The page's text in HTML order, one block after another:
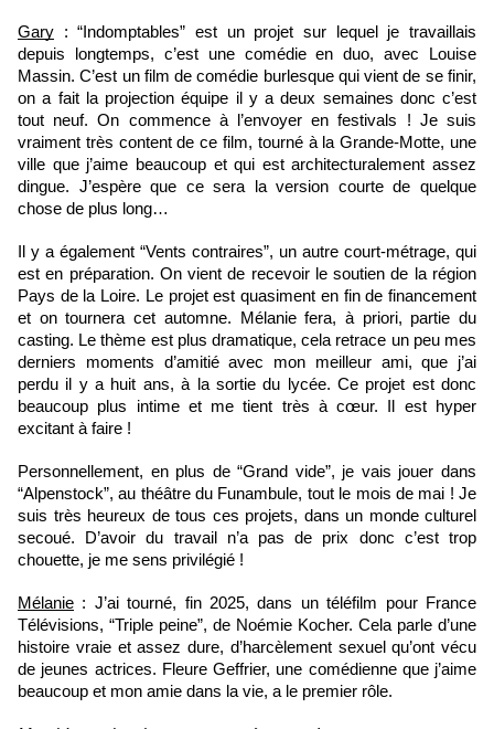
Gary : “Indomptables” est un projet sur lequel je travaillais
depuis longtemps, c’est une comédie en duo, avec Louise
Massin. C’est un film de comédie burlesque qui vient de se finir,
on a fait la projection équipe il y a deux semaines donc c’est
tout neuf. On commence à l’envoyer en festivals ! Je suis
vraiment très content de ce film, tourné à la Grande-Motte, une
ville que j’aime beaucoup et qui est architecturalement assez
dingue. J’espère que ce sera la version courte de quelque
chose de plus long…
Il y a également “Vents contraires”, un autre court-métrage, qui
est en préparation. On vient de recevoir le soutien de la région
Pays de la Loire. Le projet est quasiment en fin de financement
et on tournera cet automne. Mélanie fera, à priori, partie du
casting. Le thème est plus dramatique, cela retrace un peu mes
derniers moments d’amitié avec mon meilleur ami, que j’ai
perdu il y a huit ans, à la sortie du lycée. Ce projet est donc
beaucoup plus intime et me tient très à cœur. Il est hyper
excitant à faire !
Personnellement, en plus de “Grand vide”, je vais jouer dans
“Alpenstock”, au théâtre du Funambule, tout le mois de mai ! Je
suis très heureux de tous ces projets, dans un monde culturel
secoué. D’avoir du travail n’a pas de prix donc c’est trop
chouette, je me sens privilégié !
Mélanie : J’ai tourné, fin 2025, dans un téléfilm pour France
Télévisions, “Triple peine”, de Noémie Kocher. Cela parle d’une
histoire vraie et assez dure, d’harcèlement sexuel qu’ont vécu
de jeunes actrices. Fleure Geffrier, une comédienne que j’aime
beaucoup et mon amie dans la vie, a le premier rôle.